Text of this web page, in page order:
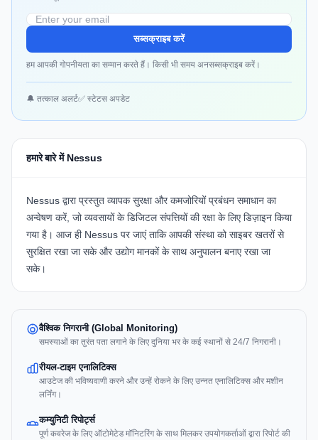
सब्सक्राइब करें
हम आपकी गोपनीयता का सम्मान करते हैं। किसी भी समय अनसब्सक्राइब करें।
🔔 तत्काल अलर्ट✅ स्टेटस अपडेट
हमारे बारे में Nessus
Nessus द्वारा प्रस्तुत व्यापक सुरक्षा और कमजोरियों प्रबंधन समाधान का
अन्वेषण करें, जो व्यवसायों के डिजिटल संपत्तियों की रक्षा के लिए डिज़ाइन किया
गया है। आज ही Nessus पर जाएंताकि आपकी संस्था को साइबर खतरों से
सुरक्षित रखा जा सके और उद्योग मानकों के साथ अनुपालन बनाए रखा जा
सके।
वैश्विक निगरानी (Global Monitoring)
समस्याओं का तुरंत पता लगाने के लिए दुनिया भर के कई स्थानों से 24/7 निगरानी।
रीयल-टाइम एनालिटिक्स
आउटेज की भविष्यवाणी करने और उन्हें रोकने के लिए उन्नत एनालिटिक्स और मशीन
लर्निंग।
कम्युनिटी रिपोर्ट्स
पूर्ण कवरेज के लिए ऑटोमेटेड मॉनिटरिंग के साथ मिलकर उपयोगकर्ताओं द्वारा रिपोर्ट की